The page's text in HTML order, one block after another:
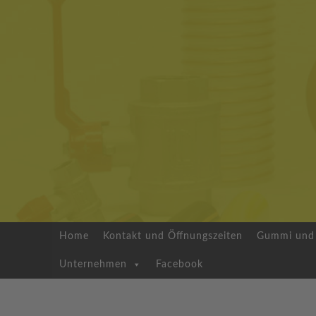
Home Kontakt und Öffnungszeiten Gummi
Unternehmen Facebook